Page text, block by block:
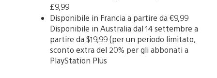
£9,99
Disponibile in Francia a partire da €9,99
Disponibile in Australia dal 14 settembre a
partire da $19,99 (per un periodo limitato,
sconto extra del 20% per gli abbonati a
PlayStation Plus